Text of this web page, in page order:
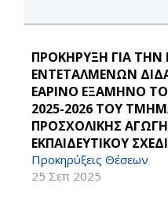
ΠΡΟΚΗΡΥΞΗ ΓΙΑ
ΕΝΤΕΤΑΛΜΕΝΩΝ
ΕΑΡΙΝΟ ΕΞΑΜΗΝΟ
2025-2026 ΤΟΥ
ΠΡΟΣΧΟΛΙΚΗΣ
ΕΚΠΑΙΔΕΥΤΙΚΟΥ
Προκηρύξεις Θέσεων
25 Σεπ 2025